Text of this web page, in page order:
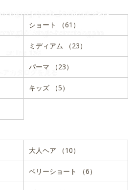
public_html/topics/wp-
168
アカタログを見る
ショート （61）
ミディアム （23）
パーマ （23）
キッズ （5）
大人ヘア （10）
ベリーショート （6）